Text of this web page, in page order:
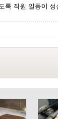
록 직원 일동이